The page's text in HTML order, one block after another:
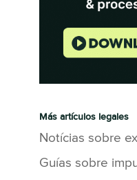
Más artículos legales
Notícias sobre
Guías sobre